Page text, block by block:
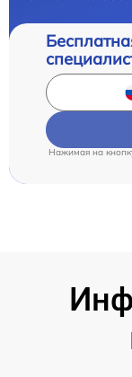
Нажимая на